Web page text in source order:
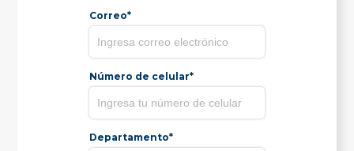
Correo*
Número de celular*
Departamento*